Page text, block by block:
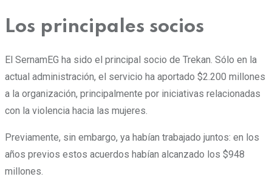
Los principales socios
El SernamEG ha sido el principal socio de Trekan. Sólo en la
actual administración, el servicio ha aportado $2.200 millones
a la organización, principalmente por iniciativas relacionadas
con la violencia hacia las mujeres.
Previamente, sin embargo, ya habían trabajado juntos: en los
años previos estos acuerdos habían alcanzado los $948
millones.